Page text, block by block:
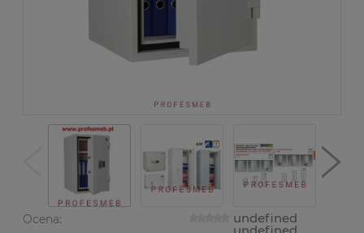
Ocena: undefined